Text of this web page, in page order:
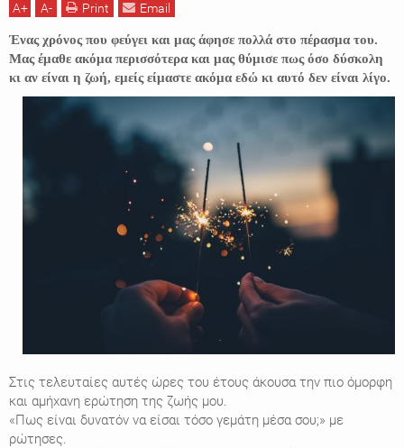
A+ A- Print Email
Ένας χρόνος που φεύγει και μας άφησε πολλά στο πέρασμα του.
Μας έμαθε ακόμα περισσότερα και μας θύμισε πως όσο δύσκολη
κι αν είναι η ζωή, εμείς είμαστε ακόμα εδώ κι αυτό δεν είναι λίγο.
Στις τελευταίες αυτές ώρες του έτους άκουσα την πιο όμορφη
και αμήχανη ερώτηση της ζωής μου.
«Πως είναι δυνατόν να είσαι τόσο γεμάτη μέσα σου;» με
ρώτησες.